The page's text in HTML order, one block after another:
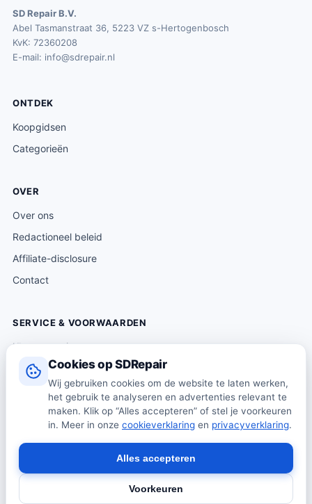
Cookies op SDRepair
Wij gebruiken cookies om de website te laten werken,
het gebruik te analyseren en advertenties relevant te
maken. Klik op “Alles accepteren” of stel je voorkeuren
in. Meer in onze cookieverklaring en privacyverklaring.
Voorkeuren
Alles accepteren
SD Repair B.V.
Abel Tasmanstraat 36, 5223 VZ s-Hertogenbosch
KvK: 72360208
E-mail: info@sdrepair.nl
ONTDEK
Koopgidsen
Categorieën
OVER
Over ons
Redactioneel beleid
Affiliate-disclosure
Contact
SERVICE & VOORWAARDEN
Klantenservice
Verzending & levering
Retourneren
Algemene voorwaarden